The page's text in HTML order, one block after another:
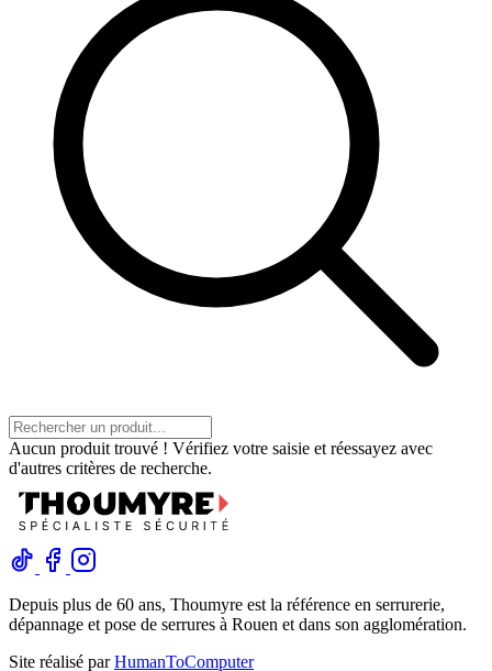
Aucun produit trouvé ! Vérifiez votre saisie et réessayez avec
d'autres critères de recherche.
Depuis plus de 60 ans, Thoumyre est la référence en serrurerie,
dépannage et pose de serrures à Rouen et dans son agglomération.
Site réalisé parHumanToComputer